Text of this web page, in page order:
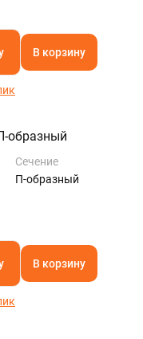
В корзину
образный
Сечение
П-образный
В корзину